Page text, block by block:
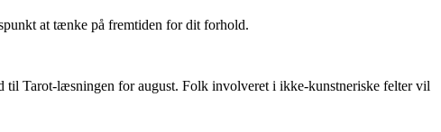
at tænke på fremtiden for dit forhold.
Tarot-læsningen for august. Folk involveret i ikke-kunstneriske felter vil